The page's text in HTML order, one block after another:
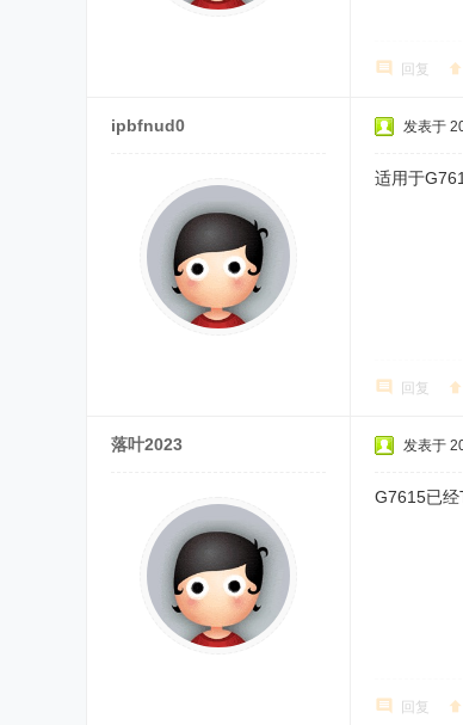
回复
ipbfnud0 发表于
适用于
回复
落叶2023 发表于
G7615已经
回复